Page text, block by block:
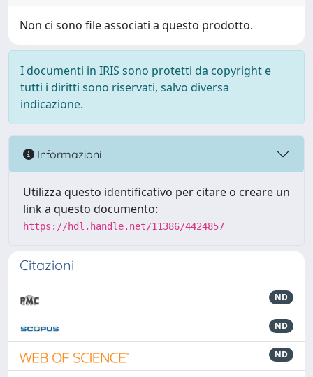
Non ci sono file associati a questo prodotto.
I documenti in IRIS sono protetti da copyright e
tutti i diritti sono riservati, salvo diversa
indicazione.
Informazioni
Utilizza questo identificativo per citare o creare un
link a questo documento:
https://hdl.handle.net/11386/4424857
Citazioni
ND
ND
ND